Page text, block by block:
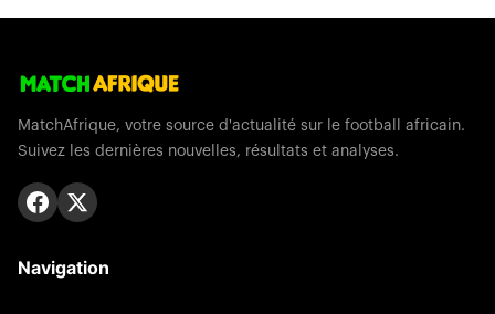
MatchAfrique, votre source d'actualité sur le football africain.
Suivez les dernières nouvelles, résultats et analyses.
Navigation